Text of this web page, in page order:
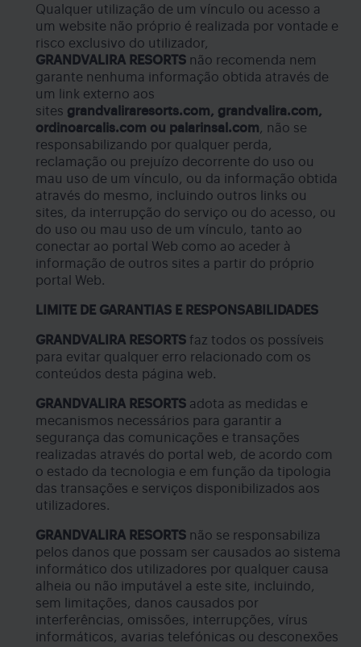
Qualquer utilização de um vínculo ou acesso a
um website não próprio é realizada por vontade e
risco exclusivo do utilizador,
GRANDVALIRA RESORTS não recomenda nem
garante nenhuma informação obtida através de
um link externo aos
sites grandvaliraresorts.com, grandvalira.com,
ordinoarcalis.com ou palarinsal.com, não se
responsabilizando por qualquer perda,
reclamação ou prejuízo decorrente do uso ou
mau uso de um vínculo, ou da informação obtida
através do mesmo, incluindo outros links ou
sites, da interrupção do serviço ou do acesso, ou
do uso ou mau uso de um vínculo, tanto ao
conectar ao portal Web como ao aceder à
informação de outros sites a partir do próprio
portal Web.
LIMITE DE GARANTIAS E RESPONSABILIDADES
GRANDVALIRA RESORTS faz todos os possíveis
para evitar qualquer erro relacionado com os
conteúdos desta página web.
GRANDVALIRA RESORTS adota as medidas e
mecanismos necessários para garantir a
segurança das comunicações e transações
realizadas através do portal web, de acordo com
o estado da tecnologia e em função da tipologia
das transações e serviços disponibilizados aos
utilizadores.
GRANDVALIRA RESORTS não se responsabiliza
pelos danos que possam ser causados ao sistema
informático dos utilizadores por qualquer causa
alheia ou não imputável a este site, incluindo,
sem limitações, danos causados por
interferências, omissões, interrupções, vírus
informáticos, avarias telefónicas ou desconexões